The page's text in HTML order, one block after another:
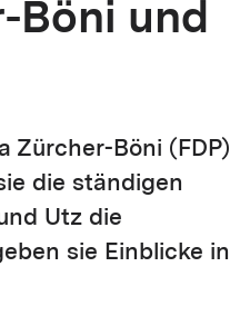
Böni und
Zürcher-Böni (FDP)
die ständigen
Utz die
sie Einblicke in